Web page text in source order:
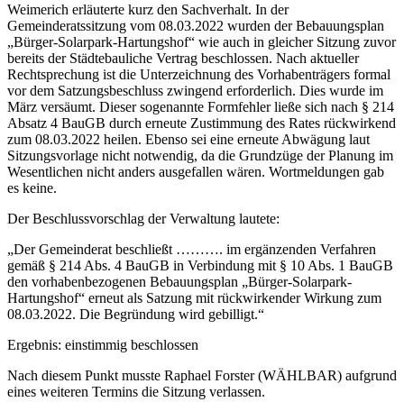
Weimerich erläuterte kurz den Sachverhalt. In der
Gemeinderatssitzung vom 08.03.2022 wurden der Bebauungsplan
„Bürger-Solarpark-Hartungshof“ wie auch in gleicher Sitzung zuvor
bereits der Städtebauliche Vertrag beschlossen. Nach aktueller
Rechtsprechung ist die Unterzeichnung des Vorhabenträgers formal
vordem Satzungsbeschluss zwingend erforderlich. Dies wurde im
März versäumt. Dieser sogenannte Formfehler ließe sich nach § 214
Absatz 4 BauGB durch erneute Zustimmung des Rates rückwirkend
zum 08.03.2022 heilen. Ebenso sei eine erneute Abwägung laut
Sitzungsvorlage nicht notwendig, da die Grundzüge der Planung im
Wesentlichen nicht anders ausgefallen wären. Wortmeldungen gab
es keine.
Der Beschlussvorschlag der Verwaltung lautete:
„Der Gemeinderat beschließt ………. im ergänzenden Verfahren
gemäß § 214 Abs. 4 BauGB in Verbindung mit § 10 Abs. 1 BauGB
den vorhabenbezogenen Bebauungsplan „Bürger-Solarpark-
Hartungshof“ erneut als Satzung mit rückwirkender Wirkung zum
08.03.2022. Die Begründung wird gebilligt.“
Ergebnis: einstimmig beschlossen
Nach diesem Punkt musste Raphael Forster (WÄHLBAR) aufgrund
eines weiteren Termins die Sitzung verlassen.